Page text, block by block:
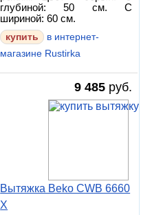
глубиной: 50 см. С
шириной: 60 см.
в интернет-
магазине Rustirka
9 485 руб.
Вытяжка Beko CWB 6660
X